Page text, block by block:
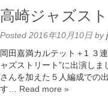
高崎ジャズスト
Posted 2016年10月10日 by
岡田嘉満カルテット＋1 ３
ャズストリート”に出演し
さんを加えた５人編成での
す… Read more »